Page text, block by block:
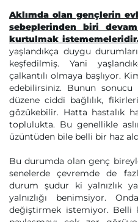
Aklımda olan gençlerin
sebeplerinden biri
kurtulmak
yaşlandıkça duygu
keşfedilmiş. Yani
çalkantılı olmaya başlıyor.
edebilirsiniz. Bunun
düzene ciddi bağlılık,
gözükebilir. Hatta hastalık
toplulukta. Bu genellikle
üzüntüden bile belli bir haz
Bu durumda olan genç
senelerde çevremde de
durum şudur ki yalnızlık
yalnızlığı benimsiyor.
değiştirmek istemiyor. Belli